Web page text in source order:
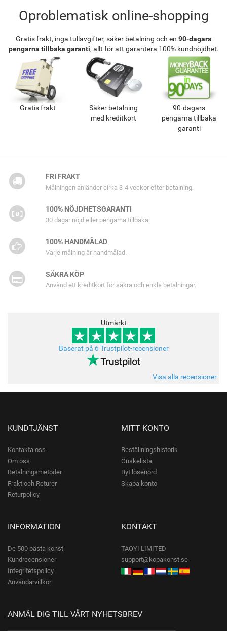
Oproblematisk online-shopping
Gratis frakt, inga tullavgifter, säker betalning och en 90-dagars
pengarna tillbaka garanti, allt för att garantera 100% kundnöjdhet.
Gratis frakt
Säker betalning
med kreditkort
90-dagars
pengarna tillbaka
garanti
FRI FRAKT
Målningen anländer cirka 3-4 veckor efter betalning.
100% NÖJDHETSGARANTI
30 dagar nöjd eller pengarna tillbaka.
100% HANDMÅLAD
Varje målning är handmålad.
SÄKRA KÖP
Använd ett kreditkort för säkra och enkla betalningar.
Utmärkt
Baserat på 6 Trustpilot-recensioner
Visa alla recensioner
KUNDTJÄNST
Kontakta oss
Om oss
Betalningsmetoder
Frakt och Returer
Returpolicy
MITT KONTO
Beställningshistorik
Önskelista
Byt lösenord
Skapa konto
INFORMATION
De 500 bästa konst
Kundrecensioner
Integritetspolicy
Användarvillkor
KONTAKT
TAOYI LIMITED
support@kopakonst.se
ANMÄL DIG TILL VÅRT NYHETSBREV